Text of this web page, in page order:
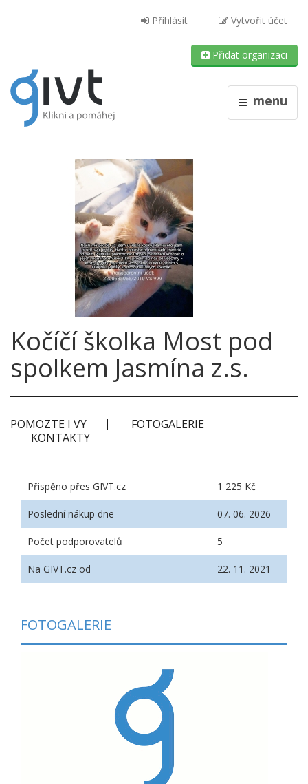
Přihlásit Vytvořit účet
Přidat organizaci
menu
Kočíčí školka Most pod
spolkem Jasmína z.s.
POMOZTE I VY
FOTOGALERIE
KONTAKTY
Přispěno přes GIVT.cz 1 225 Kč
Poslední nákup dne 07. 06. 2026
Počet podporovatelů 5
Na GIVT.cz od 22. 11. 2021
FOTOGALERIE